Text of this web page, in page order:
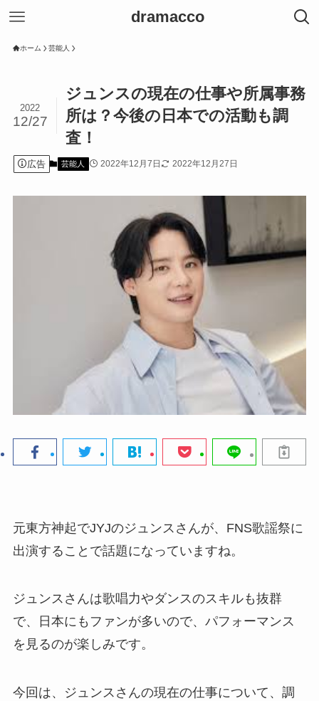
dramacco
ホーム 芸能人
ジュンスの現在の仕事や所属事務
所は？今後の日本での活動も調
査！
2022
12/27
広告 芸能人 2022年12月7日 2022年12月27日
元東方神起でJYJのジュンスさんが、FNS歌謡祭に
出演することで話題になっていますね。
ジュンスさんは歌唱力やダンスのスキルも抜群
で、日本にもファンが多いので、パフォーマンス
を見るのが楽しみです。
今回は、ジュンスさんの現在の仕事について、調